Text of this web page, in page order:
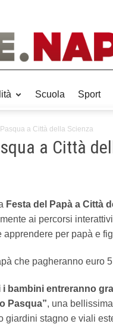
Scuola Sport
a Città della Scienza
a Città
Festa del Papà a Città
ai percorsi
apprendere per papà e
che pagheranno euro
i bambini entreranno
Pasqua”, una
giardini stagno e viali